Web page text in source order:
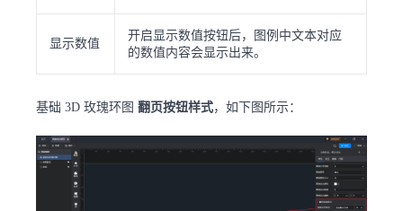
显示数值
开启显示数值按钮后，图例中文本对应
的数值内容会显示出来。
基础 3D 玫瑰环图 翻页按钮样式，如下图所示：